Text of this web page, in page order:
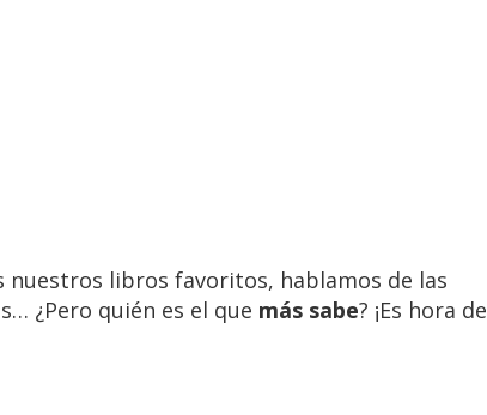
nuestros libros favoritos, hablamos de las
¿Pero quién es el que más sabe? ¡Es hora de